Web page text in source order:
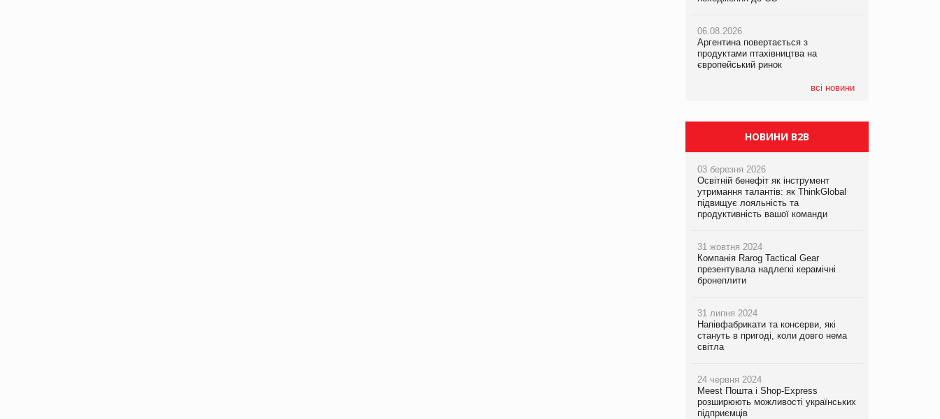
06.08.2026
Аргентина повертається з
продуктами птахівництва на
європейський ринок
всі новини
05.08.2026
Смачне поповнення дитячого меню:
у VARUS з’явилися новинки від ТМ
ТОКЕРИ
хлібобулочні вироби на
PrivateLabel&FMCG Master 2026
06.08.2026
Аргентина повертається з
продуктами птахівництва на
європейський ринок
НОВИНИ B2B
03 березня 2026
Освітній бенефіт як інструмент
утримання талантів: як ThinkGlobal
підвищує лояльність та
продуктивність вашої команди
31 жовтня 2024
Компанія Rarog Tactical Gear
презентувала надлегкі керамічні
бронеплити
31 липня 2024
Напівфабрикати та консерви, які
стануть в пригоді, коли довго нема
світла
24 червня 2024
Meest Пошта і Shop-Express
розширюють можливості українських
підприємців